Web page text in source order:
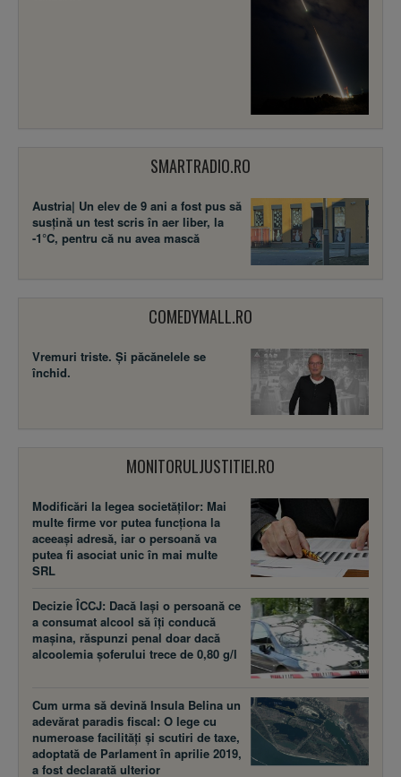
SMARTRADIO.RO
Austria| Un elev de 9 ani a fost pus să
susţină un test scris în aer liber, la
-1°C, pentru că nu avea mască
COMEDYMALL.RO
Vremuri triste. Şi păcănelele se
închid.
MONITORULJUSTITIEI.RO
Modificări la legea societăţilor: Mai
multe firme vor putea funcţiona la
aceeaşi adresă, iar o persoană va
putea fi asociat unic în mai multe
SRL
Decizie ÎCCJ: Dacă laşi o persoană ce
a consumat alcool să îţi conducă
maşina, răspunzi penal doar dacă
alcoolemia şoferului trece de 0,80 g/l
Cum urma să devină Insula Belina un
adevărat paradis fiscal: O lege cu
numeroase facilităţi şi scutiri de taxe,
adoptată de Parlament în aprilie 2019,
a fost declarată ulterior